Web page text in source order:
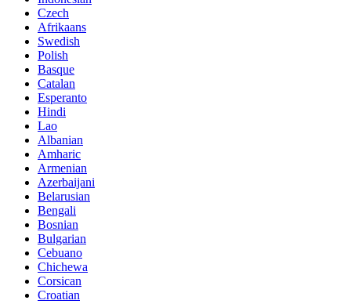
Czech
Afrikaans
Swedish
Polish
Basque
Catalan
Esperanto
Hindi
Lao
Albanian
Amharic
Armenian
Azerbaijani
Belarusian
Bengali
Bosnian
Bulgarian
Cebuano
Chichewa
Corsican
Croatian